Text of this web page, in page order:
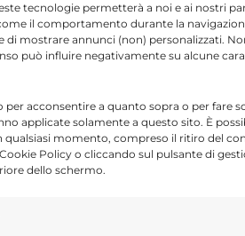
tecnologie permetterà a noi e ai nostri
il comportamento durante la
di mostrare annunci (non) personalizzati.
può influire negativamente su alcune
per acconsentire a quanto sopra o per fare
applicate solamente a questo sito. È
qualsiasi momento, compreso il ritiro del
Policy o cliccando sul pulsante di
dello schermo.